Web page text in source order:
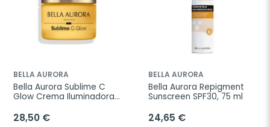
BELLA AURORA
Bella Aurora Sublime C
Glow Crema Iluminadora
28,50 €
BELLA AURORA
Bella Aurora Repigment
Sunscreen SPF30, 75 ml
24,65 €